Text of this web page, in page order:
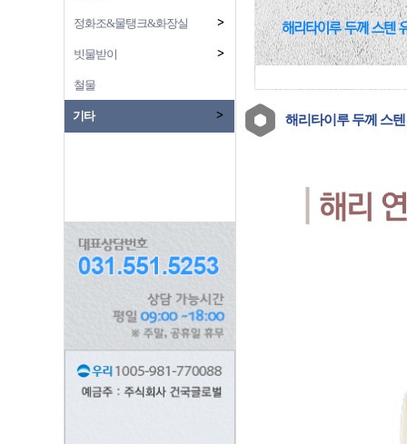
정화조&물탱크&화장실
빗물받이
철물
기타
해리타이루 두께 스텐
해리타이루 두께 스